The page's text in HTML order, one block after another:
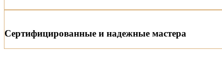
Сертифицированные и надежные мастера